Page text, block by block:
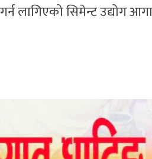
लागिएको सिमेन्ट उद्योग